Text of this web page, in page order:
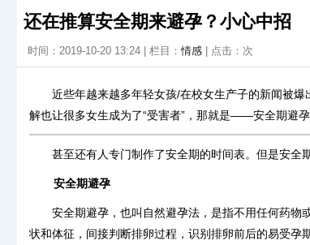
还在推算安全期来避孕？小心中招
时间：2019-10-20 13:24 | 栏目：情感 | 点击： 次
近些年越来越多年轻女孩/在校女生产子的新闻被
解也让很多女生成为了“受害者”，那就是——安全期避孕
甚至还有人专门制作了安全期的时间表。但是安全
安全期避孕
安全期避孕，也叫自然避孕法，是指不用任何药物
状和体征，间接判断排卵过程，识别排卵前后的易受